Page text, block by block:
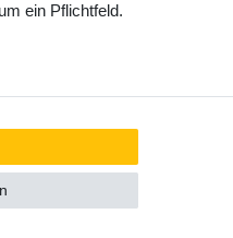
ein Pflichtfeld.